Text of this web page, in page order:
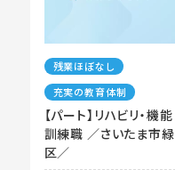
残業ほぼなし
充実の教育体制
【パート】リハビリ・機能
訓練職 ／さいたま市緑
区／